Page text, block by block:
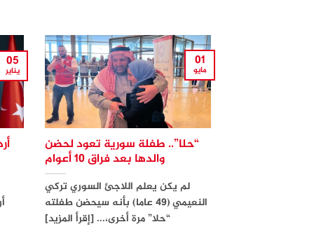
“حلا”.. طفلة سورية تعود لحضن
والدها بعد فراق 10 أعوام
لم يكن يعلم اللاجئ السوري تركي
النعيمي (49 عاما) بأنه سيحضن طفلته
“حلا” مرة أخرى،... [إقرأ المزيد]
01
مايو 05
يناير